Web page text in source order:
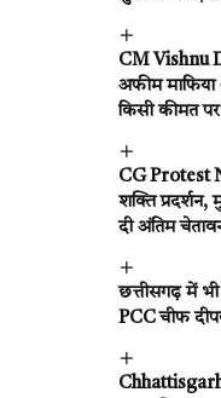
CM Vishnu
अफीम
किसी कीमत पर
CG Protest
शक्ति
दी अंतिम
छत्तीसगढ़ में
PCC चीफ